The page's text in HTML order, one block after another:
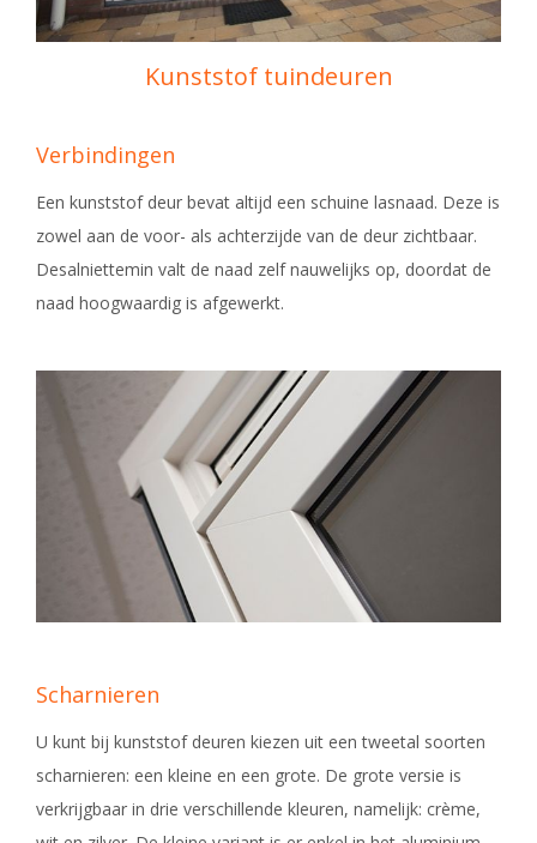
Kunststof tuindeuren
Verbindingen
Een kunststof deur bevat altijd een schuine lasnaad. Deze is
zowel aan de voor- als achterzijde van de deur zichtbaar.
Desalniettemin valt de naad zelf nauwelijks op, doordat de
naad hoogwaardig is afgewerkt.
Scharnieren
U kunt bij kunststof deuren kiezen uit een tweetal soorten
scharnieren: een kleine en een grote. De grote versie is
verkrijgbaar in drie verschillende kleuren, namelijk: crème,